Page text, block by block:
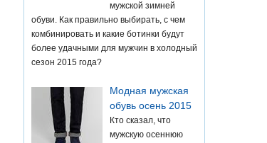
мужской зимней
обуви. Как правильно выбирать, с чем
комбинировать и какие ботинки будут
более удачными для мужчин в холодный
сезон 2015 года?
Модная мужская
обувь осень 2015
Кто сказал, что
мужскую осеннюю